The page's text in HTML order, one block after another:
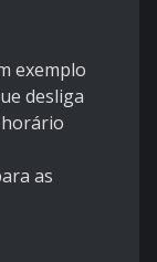
exemplo
desliga
as